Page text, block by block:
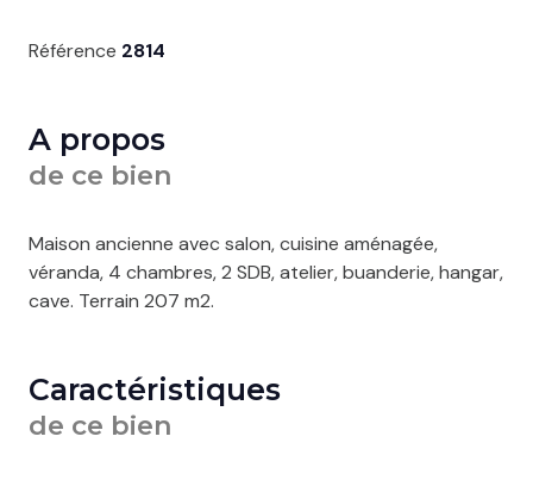
Référence 2814
A propos
de ce bien
Maison ancienne avec salon, cuisine aménagée,
véranda, 4 chambres, 2 SDB, atelier, buanderie, hangar,
cave. Terrain 207 m2.
Caractéristiques
de ce bien